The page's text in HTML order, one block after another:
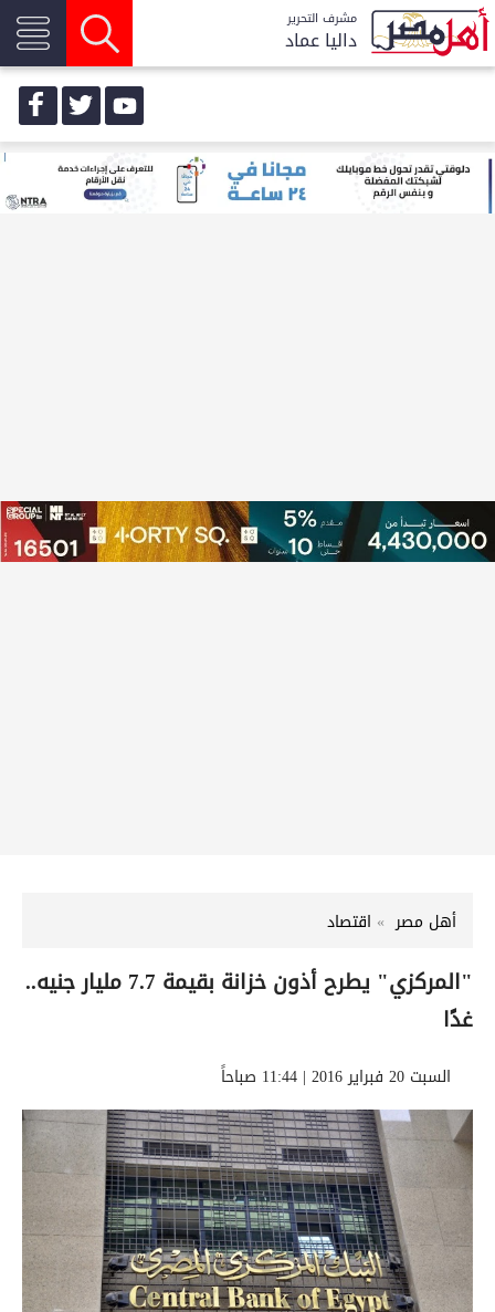
مشرف التحرير
داليا عماد
أهل مصر اقتصاد
"المركزي" يطرح أذون خزانة بقيمة 7.7 مليار جنيه..
غدًا
السبت 20 فبراير 2016 | 11:44 صباحاً